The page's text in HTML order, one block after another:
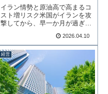
経営！」～
イラン情勢と原油高で高まるコ
スト増リスク米国がイランを攻
撃してから、早一か月が過ぎま
2026.04.10
経営